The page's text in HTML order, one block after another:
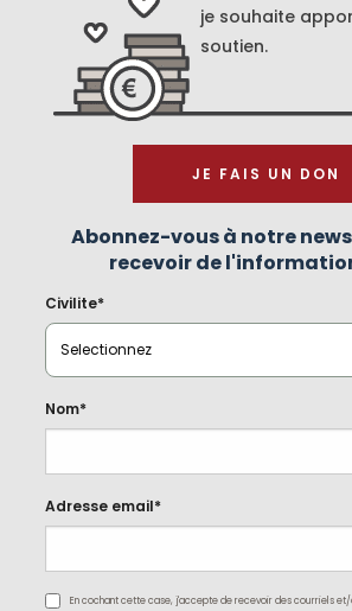
je souhaite
soutien.
JE FAIS UN DON
Abonnez-vous à notre
recevoir de
Civilite*
Nom*
Adresse email*
En cochant cette case, j'accepte de recevoir des courriels et/